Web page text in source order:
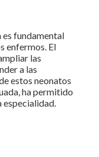
fundamental
enfermos. El
las
a las
estos neonatos
ha permitido
especialidad.